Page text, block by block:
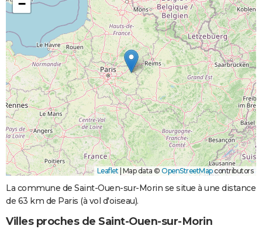
−
Leaflet Map data © OpenStreetMapcontributors
La commune de Saint-Ouen-sur-Morin se situe à une distance
de 63 km de Paris (à vol d'oiseau).
Villes proches de Saint-Ouen-sur-Morin